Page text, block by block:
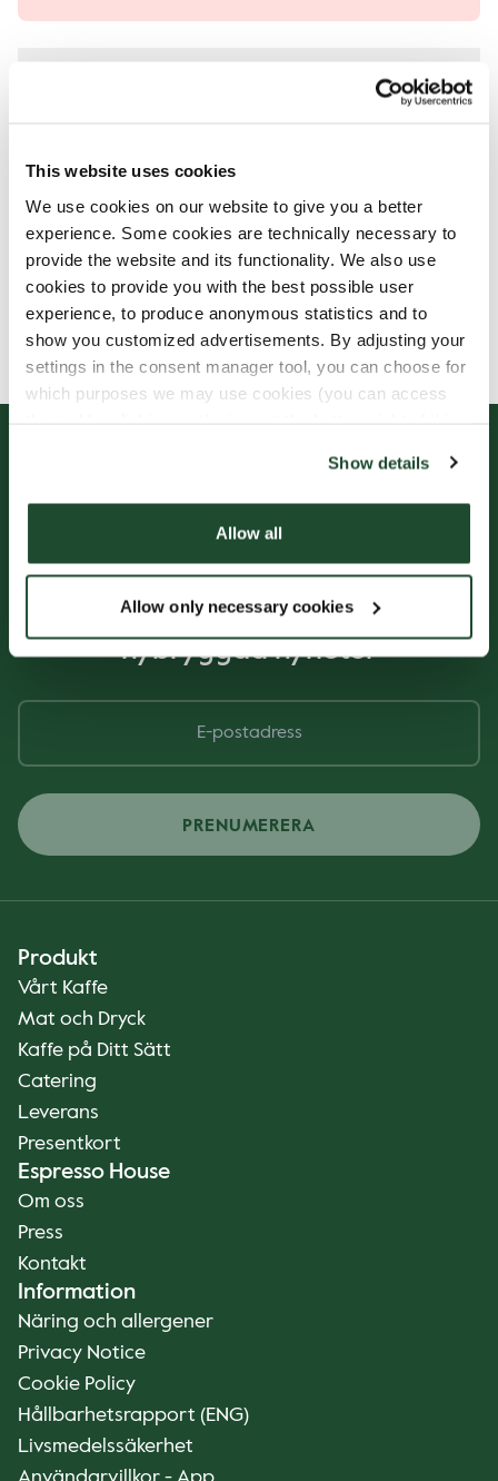
This website uses cookies
We use cookies on our website to give you a better
experience. Some cookies are technically necessary to
provide the website and its functionality. We also use
cookies to provide you with the best possible user
experience, to produce anonymous statistics and to
show you customized advertisements. By adjusting your
settings in the consent manager tool, you can choose for
which purposes we may use cookies (you can access
Show details
Allow all
Allow only necessary cookies
Ingredienser
Näringsdeklaration
Njut av våra
nybryggda nyheter
PRENUMERERA
Produkt
Vårt Kaffe
Mat och Dryck
Kaffe på Ditt Sätt
Catering
Leverans
Presentkort
Espresso House
Om oss
Press
Kontakt
Information
Näring och allergener
Privacy Notice
Cookie Policy
Hållbarhetsrapport (ENG)
Livsmedelssäkerhet